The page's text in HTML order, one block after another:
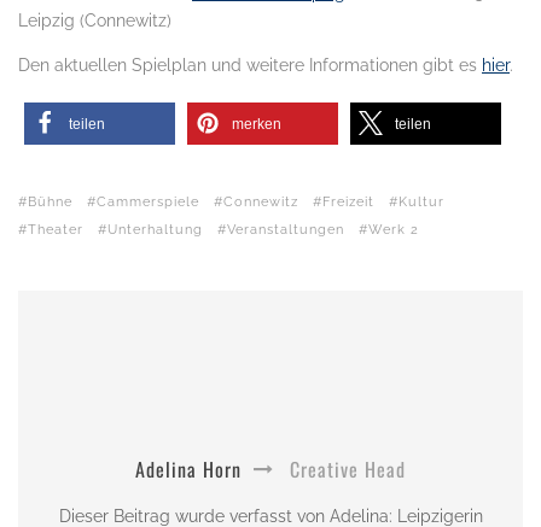
Leipzig (Connewitz)
Den aktuellen Spielplan und weitere Informationen gibt es hier.
teilen merken teilen
Bühne Cammerspiele Connewitz Freizeit
Kultur
Theater
Unterhaltung Veranstaltungen Werk 2
Adelina Horn Creative Head
Dieser Beitrag wurde verfasst von Adelina: Leipzigerin